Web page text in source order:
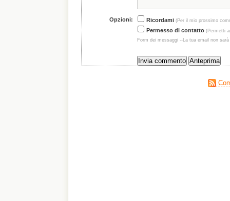
Opzioni: Ricordami (Per il mio prossimo
Permesso di contatto (Permetti
Form dei messaggi --La tua email non